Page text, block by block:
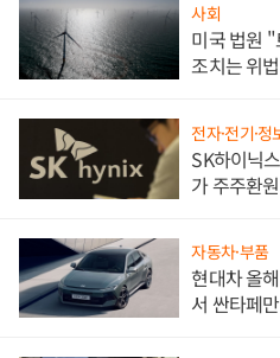
사회
미국 법원
조치는 위
전자·전기·정
SK하이닉
가 주주환
자동차·부품
현대차 올
서 싼타페